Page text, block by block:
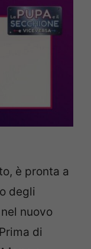
è pronta a
degli
nuovo
di